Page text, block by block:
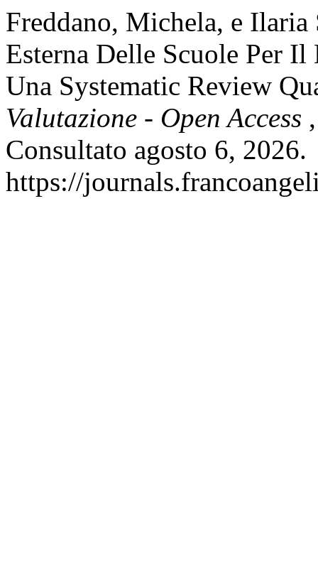
Freddano, Michela, e
Esterna Delle Scuole Per
Una Systematic Review
Valutazione - Open Access
Consultato agosto 6, 2026.
https://